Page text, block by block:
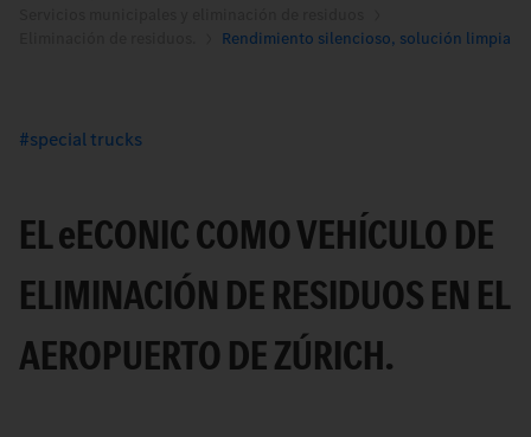
Rendimiento silencioso, solución limpia
special trucks
ELeECONIC COMO VEHÍCULO DE
ELIMINACIÓN DE RESIDUOS EN EL
AEROPUERTO DE ZÚRICH.